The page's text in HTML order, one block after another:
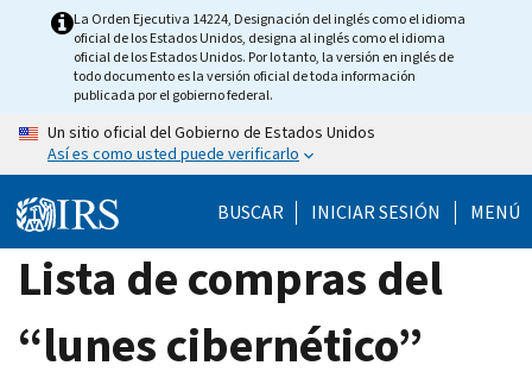
La Orden Ejecutiva 14224, Designación del inglés como el idioma
oficial de los Estados Unidos, designa al inglés como el idioma
oficial de los Estados Unidos. Por lo tanto, la versión en inglés de
todo documento es la versión oficial de toda información
publicada por el gobierno federal.
Un sitio oficial del Gobierno de Estados Unidos
Así es como usted puede verificarlo
BUSCAR INICIAR SESIÓN MENÚ
Lista de compras del
“lunes cibernético”